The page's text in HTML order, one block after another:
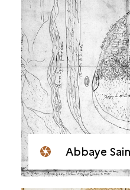
Abbaye Saint-Germain,